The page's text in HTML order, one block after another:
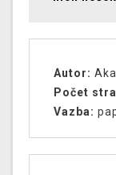
Autor:
Počet
Vazba: